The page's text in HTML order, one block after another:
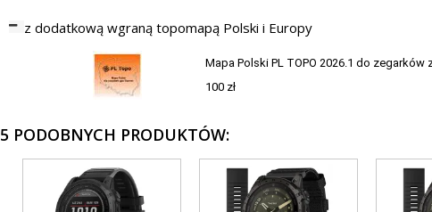
z dodatkową wgraną topomapą Polski i Europy
Mapa Polski PL TOPO 2026.1 do zegarków
100 zł
5 PODOBNYCH PRODUKTÓW: